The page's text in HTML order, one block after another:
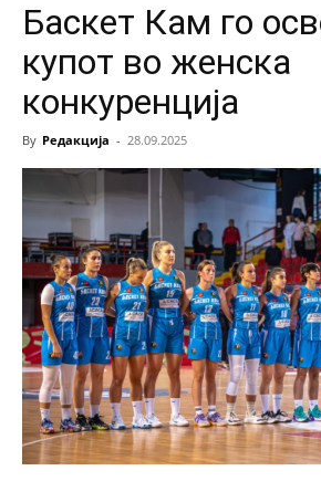
Баскет Кам го
купот во женска
конкуренција
By Редакција - 28.09.2025